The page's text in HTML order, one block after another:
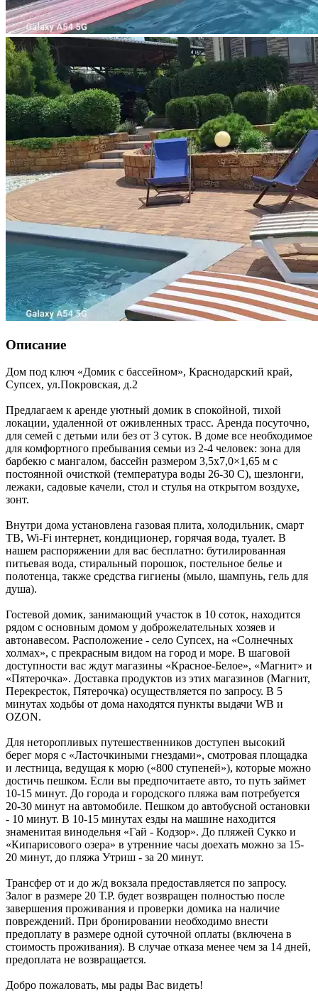
Описание
Дом под ключ «Домик с бассейном», Краснодарский край,
Супсех, ул.Покровская, д.2
Предлагаем к аренде уютный домик в спокойной, тихой
локации, удаленной от оживленных трасс. Аренда посуточно,
для семей с детьми или без от 3 суток. В доме все необходимое
для комфортного пребывания семьи из 2-4 человек: зона для
барбекю с мангалом, бассейн размером 3,5х7,0×1,65 м с
постоянной очисткой (температура воды 26-30 C), шезлонги,
лежаки, садовые качели, стол и стулья на открытом воздухе,
зонт.
Внутри дома установлена газовая плита, холодильник, смарт
ТВ, Wi-Fi интернет, кондиционер, горячая вода, туалет. В
нашем распоряжении для вас бесплатно: бутилированная
питьевая вода, стиральный порошок, постельное белье и
полотенца, также средства гигиены (мыло, шампунь, гель для
душа).
Гостевой домик, занимающий участок в 10 соток, находится
рядом с основным домом у доброжелательных хозяев и
автонавесом. Расположение - село Супсех, на «Солнечных
холмах», с прекрасным видом на город и море. В шаговой
доступности вас ждут магазины «Красное-Белое», «Магнит» и
«Пятерочка». Доставка продуктов из этих магазинов (Магнит,
Перекресток, Пятерочка) осуществляется по запросу. В 5
минутах ходьбы от дома находятся пункты выдачи WB и
ОZON.
Для неторопливых путешественников доступен высокий
берег моря с «Ласточкиными гнездами», смотровая площадка
и лестница, ведущая к морю («800 ступеней»), которые можно
достичь пешком. Если вы предпочитаете авто, то путь займет
10-15 минут. До города и городского пляжа вам потребуется
20-30 минут на автомобиле. Пешком до автобусной остановки
- 10 минут. В 10-15 минутах езды на машине находится
знаменитая винодельня «Гай - Кодзор». До пляжей Сукко и
«Кипарисового озера» в утренние часы доехать можно за 15-
20 минут, до пляжа Утриш - за 20 минут.
Трансфер от и до ж/д вокзала предоставляется по запросу.
Залог в размере 20 Т.Р. будет возвращен полностью после
завершения проживания и проверки домика на наличие
повреждений. При бронировании необходимо внести
предоплату в размере одной суточной оплаты (включена в
стоимость проживания). В случае отказа менее чем за 14 дней,
предоплата не возвращается.
Добро пожаловать, мы рады Вас видеть!